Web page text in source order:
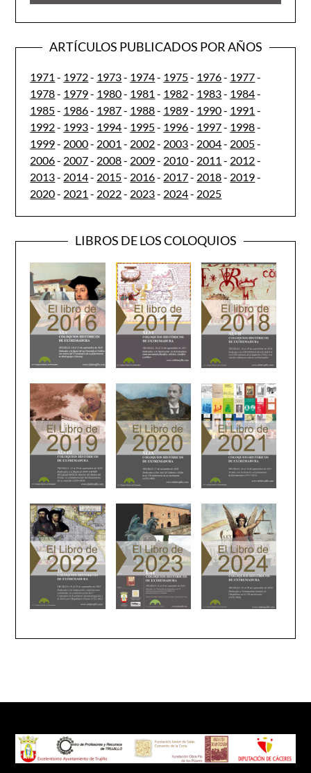
ARTÍCULOS PUBLICADOS POR AÑOS
1971 - 1972- 1973- 1974- 1975- 1976- 1977-
1978- 1979- 1980- 1981 - 1982- 1983- 1984-
1985- 1986- 1987- 1988- 1989- 1990- 1991 -
1992- 1993- 1994- 1995- 1996- 1997- 1998-
1999- 2000- 2001 - 2002- 2003- 2004- 2005-
2006- 2007- 2008- 2009- 2010- 2011 - 2012-
2013- 2014- 2015- 2016- 2017- 2018- 2019-
2020- 2021 - 2022- 2023- 2024- 2025
LIBROS DE LOS COLOQUIOS